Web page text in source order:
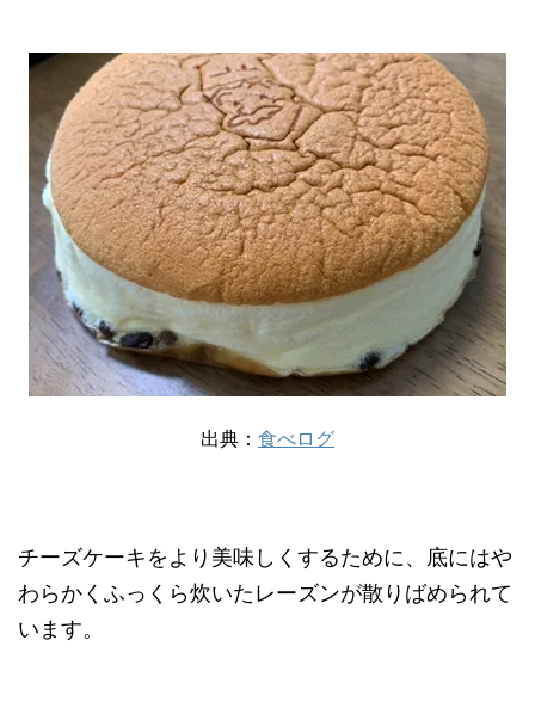
出典： 食べログ
チーズケーキをより美味しくするために、底にはや
わらかくふっくら炊いたレーズンが散りばめられて
います。